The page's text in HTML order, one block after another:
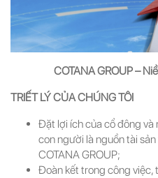
COTANA GROUP –
TRIẾT LÝ CỦA CHÚNG TÔI
Đặt lợi ích của cổ đông và
con người là nguồn tài
COTANA GROUP;
Đoàn kết trong công việc,